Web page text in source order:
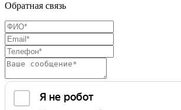
Обратная связь